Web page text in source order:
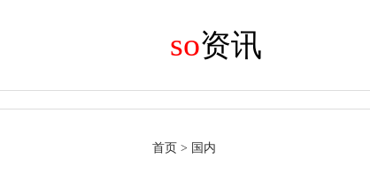
so资讯
首页 > 国内